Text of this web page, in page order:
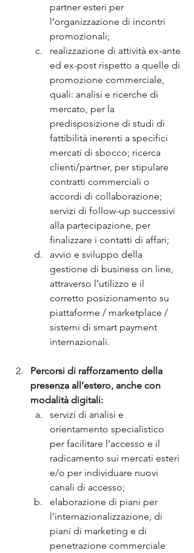
partner esteri per
l’organizzazione di incontri
promozionali;
realizzazione di attività ex-ante
ed ex-post rispetto a quelle di
promozione commerciale,
quali: analisi e ricerche di
mercato, per la
predisposizione di studi di
fattibilità inerenti a specifici
mercati di sbocco; ricerca
clienti/partner, per stipulare
contratti commerciali o
accordi di collaborazione;
servizi di follow-up successivi
alla partecipazione, per
finalizzare i contatti di affari;
avvio e sviluppo della
gestione di business on line,
attraverso l’utilizzo e il
corretto posizionamento su
piattaforme / marketplace /
sistemi di smart payment
internazionali.
Percorsi di rafforzamento della
presenza all’estero, anche con
modalità digitali:
servizi di analisi e
orientamento specialistico
per facilitare l’accesso e il
radicamento sui mercati esteri
e/o per individuare nuovi
canali di accesso;
elaborazione di piani per
l’internazionalizzazione, di
piani di marketing e di
penetrazione commerciale